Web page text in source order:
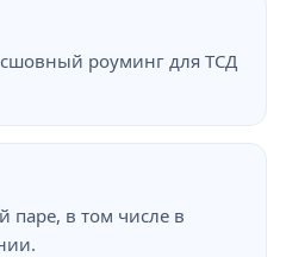
роуминг для ТСД
паре, в том числе в